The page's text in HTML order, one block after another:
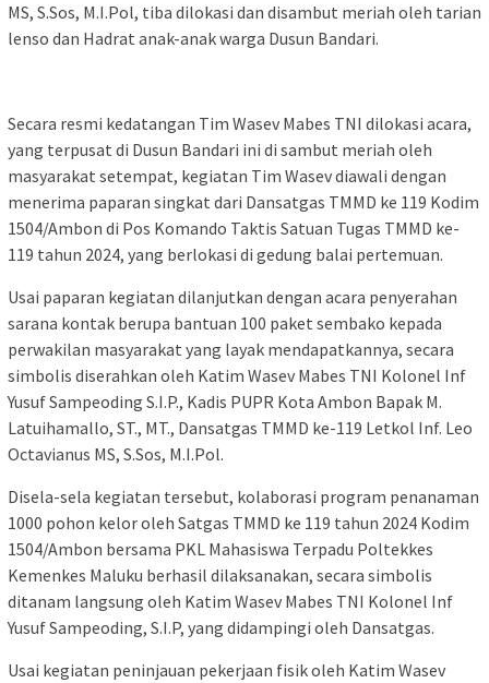
MS, S.Sos, M.I.Pol, tiba dilokasi dan disambut meriah oleh tarian
lenso dan Hadrat anak-anak warga Dusun Bandari.
Secara resmi kedatangan Tim Wasev Mabes TNI dilokasi acara,
yang terpusat di Dusun Bandari ini di sambut meriah oleh
masyarakat setempat, kegiatan Tim Wasev diawali dengan
menerima paparan singkat dari Dansatgas TMMD ke 119 Kodim
1504/Ambon di Pos Komando Taktis Satuan Tugas TMMD ke-
119 tahun 2024, yang berlokasi di gedung balai pertemuan.
Usai paparan kegiatan dilanjutkan dengan acara penyerahan
sarana kontak berupa bantuan 100 paket sembako kepada
perwakilan masyarakat yang layak mendapatkannya, secara
simbolis diserahkan oleh Katim Wasev Mabes TNI Kolonel Inf
Yusuf Sampeoding S.I.P., Kadis PUPR Kota Ambon Bapak M.
Latuihamallo, ST., MT., Dansatgas TMMD ke-119 Letkol Inf. Leo
Octavianus MS, S.Sos, M.I.Pol.
Disela-sela kegiatan tersebut, kolaborasi program penanaman
1000 pohon kelor oleh Satgas TMMD ke 119 tahun 2024 Kodim
1504/Ambon bersama PKL Mahasiswa Terpadu Poltekkes
Kemenkes Maluku berhasil dilaksanakan, secara simbolis
ditanam langsung oleh Katim Wasev Mabes TNI Kolonel Inf
Yusuf Sampeoding, S.I.P, yang didampingi oleh Dansatgas.
Usai kegiatan peninjauan pekerjaan fisik oleh Katim Wasev